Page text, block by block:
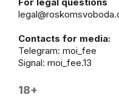
Contacts for media:
Telegram: moi_fee
Signal: moi_fee.13
18+